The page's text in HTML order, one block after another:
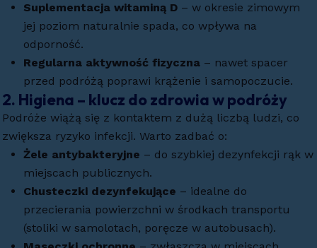
Suplementacja witaminą D – w okresie zimowym
jej poziom naturalnie spada, co wpływa na
odporność.
Regularna aktywność fizyczna – nawet spacer
przed podróżą poprawi krążenie i samopoczucie.
2. Higiena – klucz do zdrowia w podróży
Podróże wiążą się z kontaktem z dużą liczbą ludzi, co
zwiększa ryzyko infekcji. Warto zadbać o:
Żele antybakteryjne – do szybkiej dezynfekcji rąk w
miejscach publicznych.
Chusteczki dezynfekujące – idealne do
przecierania powierzchni w środkach transportu
(stoliki w samolotach, poręcze w autobusach).